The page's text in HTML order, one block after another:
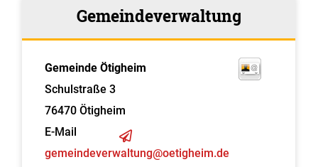
Gemeindeverwaltung
Gemeinde Ötigheim
Schulstraße 3
76470 Ötigheim
E-Mail
gemeindeverwaltung@oetigheim.de